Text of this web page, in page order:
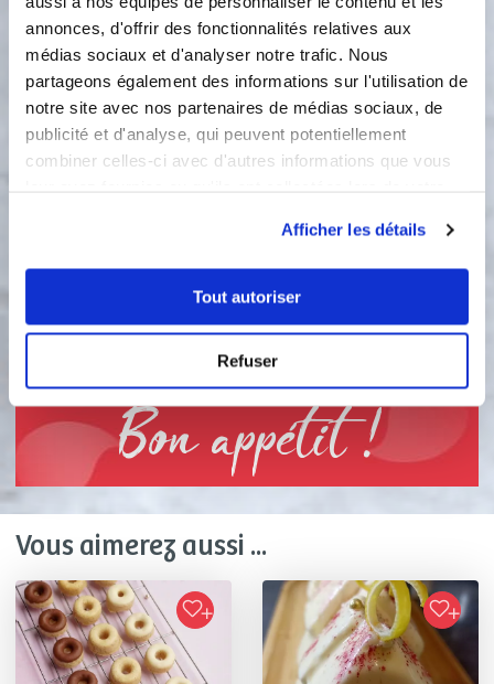
annonces, d'offrir des fonctionnalités relatives aux
médias sociaux et d'analyser notre trafic. Nous
partageons également des informations sur l'utilisation de
notre site avec nos partenaires de médias sociaux, de
publicité et d'analyse, qui peuvent potentiellement
combiner celles-ci avec d'autres informations que vous
Afficher les détails
Tout autoriser
Refuser
volume.
2
Incorporer les farines et la poudre
d’amandes délicatement en
alternance avec le yaourt. Finir en
incorporant l’huile.
empreintes donuts (ou autre) et
fruits rouges) ainsi que le chocolat
blanc dans les moules. Cuire environ
18 min à 180/200°C . Laisser refroidir
Bon appétit !
Vous aimerez aussi ...